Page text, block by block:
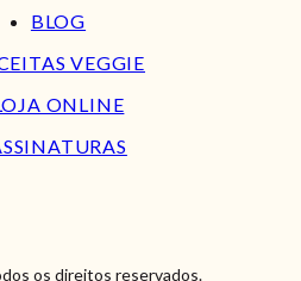
BLOG
VEGGIE
ONLINE
os direitos reservados.